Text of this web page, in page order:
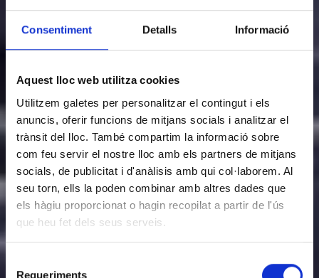
Consentiment Detalls Informació
Aquest lloc web utilitza cookies
Utilitzem galetes per personalitzar el contingut i els
anuncis, oferir funcions de mitjans socials i analitzar el
trànsit del lloc. També compartim la informació sobre
com feu servir el nostre lloc amb els partners de mitjans
socials, de publicitat i d'anàlisis amb qui col·laborem. Al
seu torn, ells la poden combinar amb altres dades que
els hàgiu proporcionat o hagin recopilat a partir de l'ús
que heu fet dels seus serveis.
Requeriments
INFORMACIÓ BÀSICA SOBRE EL TRACTAMENT DE DADES
(Reglament (UE) 2016/679)
DEL
TRACTAMENT
Us informem que Layers of reality, SL amb domicili al
CarrerBadajoz, 38 – 40, Barcelona, 08005, és l’entitat
personals.
Gestionar la vinculació amb l’entitat i la participació